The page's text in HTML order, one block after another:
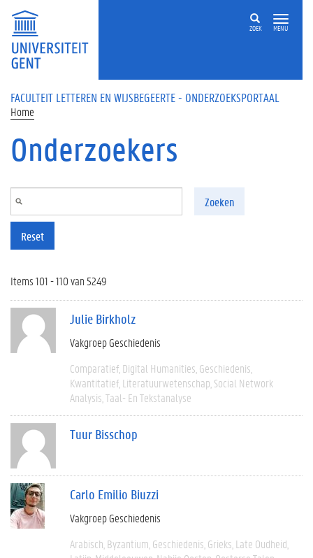
Overslaan en naar de inhoud gaan
ZOEK MENU
FACULTEIT LETTEREN EN WIJSBEGEERTE - ONDERZOEKSPORTAAL
Home
Onderzoekers
Zoeken
Reset
Items 101 - 110 van 5249
Julie Birkholz
Vakgroep Geschiedenis
Comparatief Digital Humanities Geschiedenis
Kwantitatief Literatuurwetenschap Social Network
Analysis Taal- En Tekstanalyse
Tuur Bisschop
Carlo Emilio Biuzzi
Vakgroep Geschiedenis
Arabisch Byzantium Geschiedenis Grieks Late Oudheid